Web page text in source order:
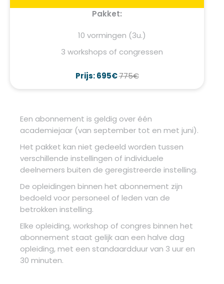
Pakket:
10 vormingen (3u.)
3 workshops of congressen
Prijs: 695€775€
Een abonnement is geldig over één
academiejaar (van september tot en met juni).
Het pakket kan niet gedeeld worden tussen
verschillende instellingen of individuele
deelnemers buiten de geregistreerde instelling.
De opleidingen binnen het abonnement zijn
bedoeld voor personeel of leden van de
betrokken instelling.
Elke opleiding, workshop of congres binnen het
abonnement staat gelijk aan een halve dag
opleiding, met een standaardduur van 3 uur en
30 minuten.